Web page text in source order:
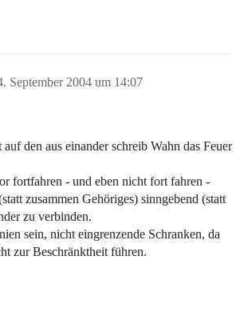
September 2004 um 14:07
den aus einander schreib Wahn das Feuer
fortfahren - und eben nicht fort fahren -
zusammen Gehöriges) sinngebend (statt
zu verbinden.
sein, nicht eingrenzende Schranken, da
zur Beschränktheit führen.